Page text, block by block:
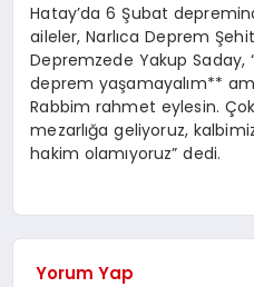
Hatay’da 6 Şubat
aileler, Narlıca Deprem
Depremzede Yakup
deprem yaşamayalım**
Rabbim rahmet eylesin.
mezarlığa geliyoruz,
hakim olamıyoruz” dedi.
Yorum Yap